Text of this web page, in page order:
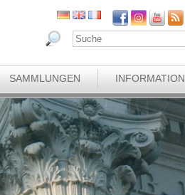
SAMMLUNGEN INFORMATION